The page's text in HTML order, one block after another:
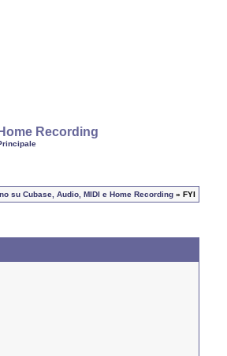
Recording
su Cubase, Audio, MIDI e Home Recording » FYI